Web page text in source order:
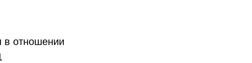
в отношении